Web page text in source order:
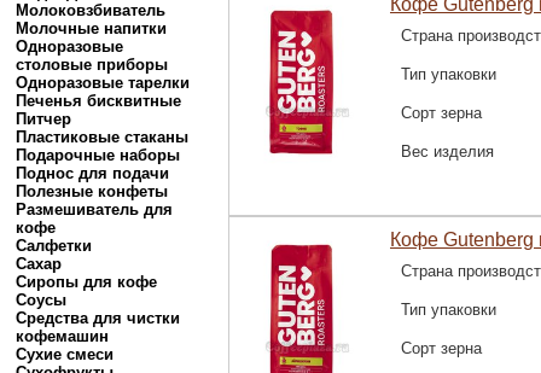
Молоковзбиватель
Молочные напитки
Одноразовые
столовые приборы
Одноразовые тарелки
Печенья бисквитные
Питчер
Пластиковые стаканы
Подарочные наборы
Поднос для подачи
Полезные конфеты
Размешиватель для
кофе
Салфетки
Сахар
Сиропы для кофе
Соусы
Средства для чистки
кофемашин
Сухие смеси
Кофе Gutenberg
Страна
Тип упаковки
Сорт зерна
Вес изделия
Кофе Gutenberg
Страна
Тип упаковки
Сорт зерна